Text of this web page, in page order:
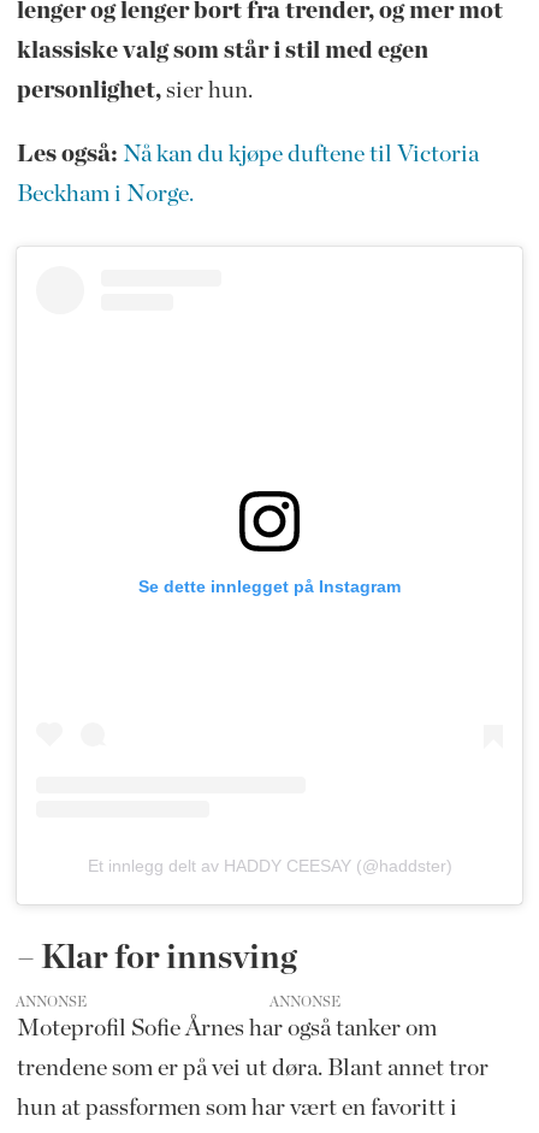
lenger og lenger bort fra trender, og mer mot
klassiske valg som står i stil med egen
personlighet, sier hun.
Les også: Nå kan du kjøpe duftene til Victoria
Beckham i Norge.
Se dette innlegget på Instagram
Et innlegg delt av HADDY CEESAY (@haddster)
– Klar for innsving
ANNONSE
Moteprofil Sofie Årnes har også tanker om
trendene som er på vei ut døra. Blant annet tror
hun at passformen som har vært en favoritt i